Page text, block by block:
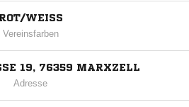
ROT/WEISS
Vereinsfarben
19, 76359 MARXZELL
Adresse